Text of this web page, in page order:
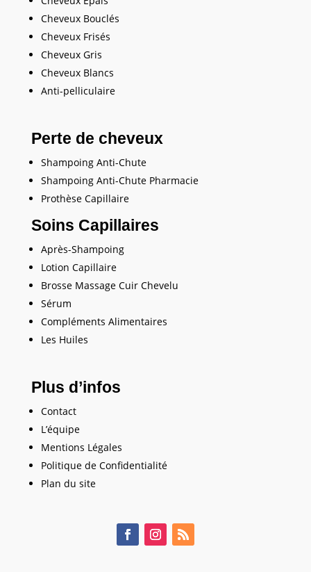
Cheveux Bouclés
Cheveux Frisés
Cheveux Gris
Cheveux Blancs
Anti-pelliculaire
Perte de cheveux
Shampoing Anti-Chute
Shampoing Anti-Chute Pharmacie
Prothèse Capillaire
Soins Capillaires
Après-Shampoing
Lotion Capillaire
Brosse Massage Cuir Chevelu
Sérum
Compléments Alimentaires
Les Huiles
Plus d’infos
Contact
L’équipe
Mentions Légales
Politique de Confidentialité
Plan du site